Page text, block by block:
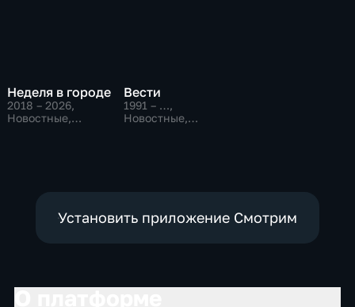
Неделя в городе
2018 – 2026,
Новостные,
Вести
1991 – …,
Новостные,
Установить приложение Смотрим